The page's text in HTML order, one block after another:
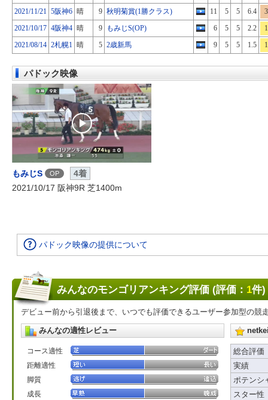
2021/11/21 5阪神6 晴 9 秋明菊賞(1勝クラス) 11 5 5 6.4
3
2021/10/17 4阪神4 晴 9 もみじS(OP) 6 5 5 2.2
1
2021/08/14 2札幌1 晴 5 2歳新馬 9 5 5 1.5 1
パドック映像
もみじS OP
4着
2021/10/17 阪神9R 芝1400m
パドック映像の提供について
みんなのモンゴリアンキング評価 (評価： 1件)
デビュー前から引退後まで、いつでも評価できるユーザー参加型の競
みんなの適性レビュー
コース適性
距離適性
脚質
成長
総合評価
実績
ポテンシ
スター性